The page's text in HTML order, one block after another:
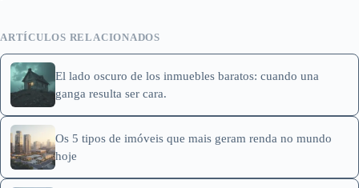
ARTÍCULOS RELACIONADOS
El lado oscuro de los inmuebles baratos: cuando una
ganga resulta ser cara.
Os 5 tipos de imóveis que mais geram renda no mundo
hoje